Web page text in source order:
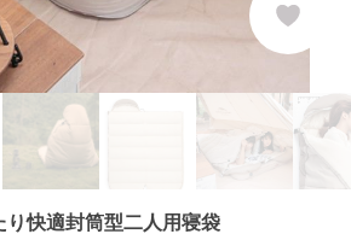
り快適封筒型二人用寝袋